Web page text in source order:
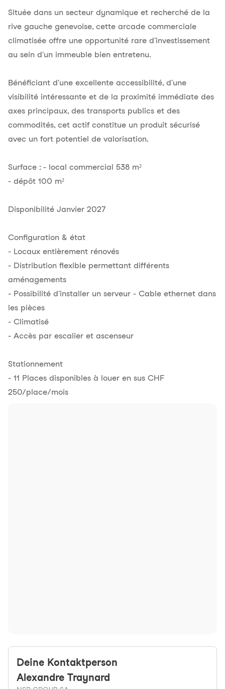
Située dans un secteur dynamique et recherché de la
rive gauche genevoise, cette arcade commerciale
climatisée offre une opportunité rare d'investissement
au sein d'un immeuble bien entretenu.
Bénéficiant d'une excellente accessibilité, d'une
visibilité intéressante et de la proximité immédiate des
axes principaux, des transports publics et des
commodités, cet actif constitue un produit sécurisé
avec un fort potentiel de valorisation.
Surface : - local commercial 538 m²
- dépôt 100 m²
Disponibilité Janvier 2027
Configuration & état
- Locaux entièrement rénovés
- Distribution flexible permettant différents
aménagements
- Possibilité d'installer un serveur - Cable ethernet dans
les pièces
- Climatisé
- Accès par escalier et ascenseur
Stationnement
- 11 Places disponibles à louer en sus CHF
250/place/mois
Deine Kontaktperson
Alexandre Traynard